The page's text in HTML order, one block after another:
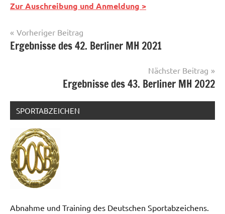
Zur Auschreibung und Anmeldung >
News
Beitragsnavigation
Vorheriger Beitrag
Ergebnisse des 42. Berliner MH 2021
Nächster Beitrag
Ergebnisse des 43. Berliner MH 2022
SPORTABZEICHEN
Abnahme und Training des Deutschen Sportabzeichens.